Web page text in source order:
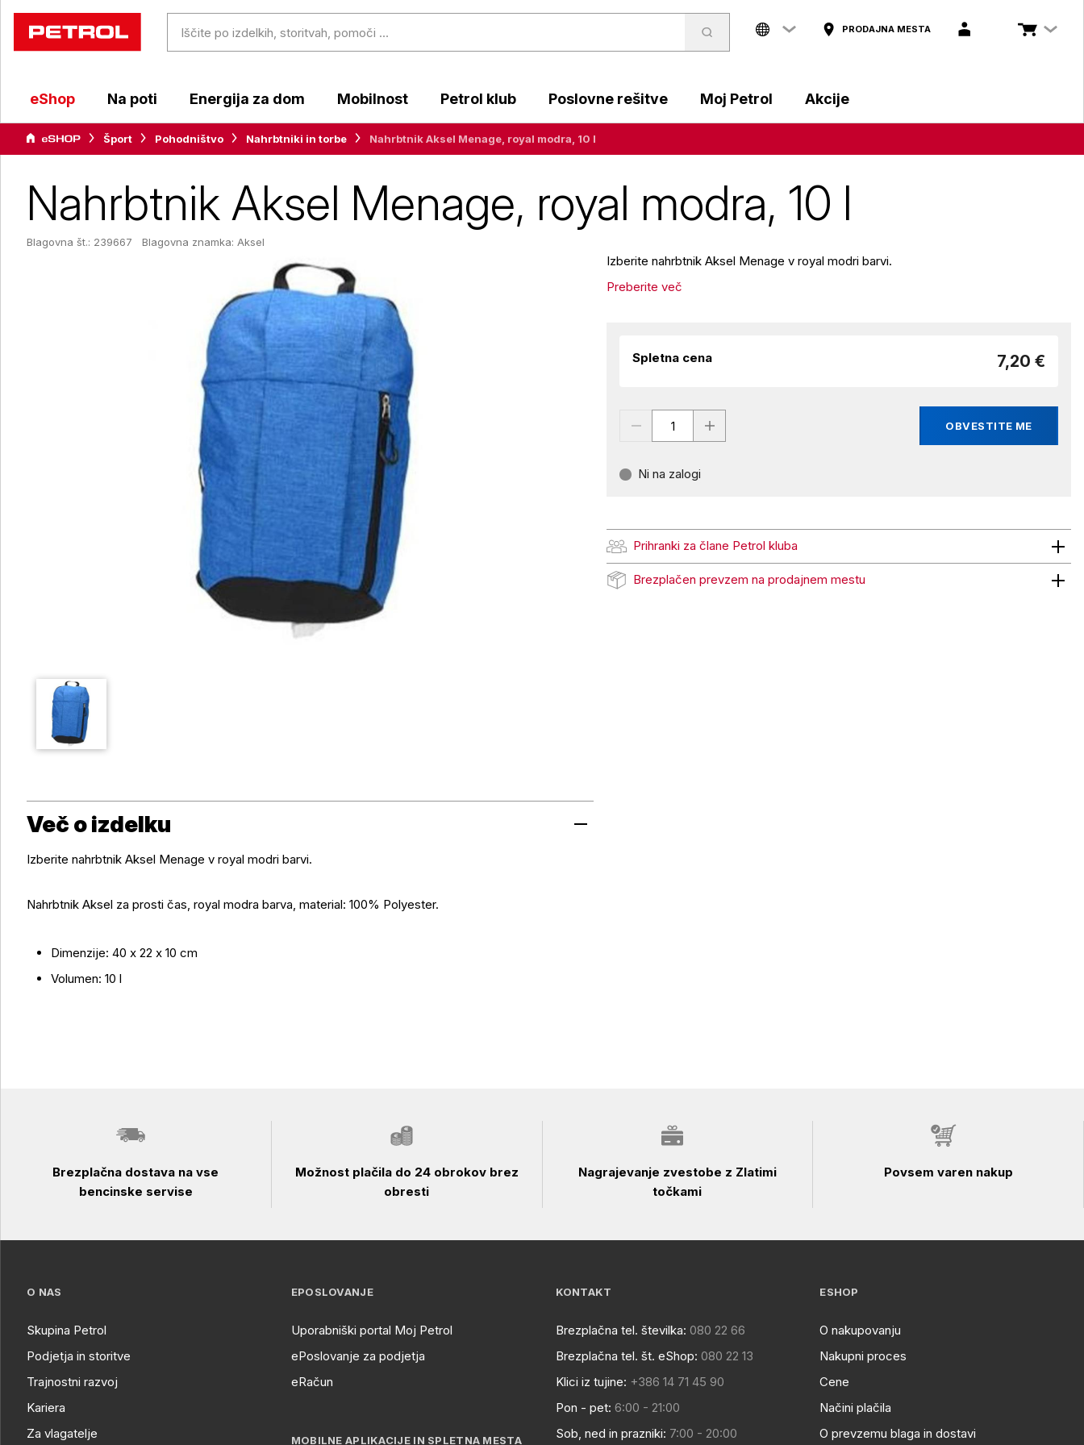
PRODAJNA MESTA
eShop Na poti Energija za dom Mobilnost Petrol klub Poslovne rešitve Moj Petrol Akcije
Šport Pohodništvo Nahrbtniki in torbe Nahrbtnik Aksel Menage, royal modra, 10 l
Nahrbtnik Aksel Menage, royal modra, 10 l
Blagovna št.: 239667 Blagovna znamka: Aksel
Izberite nahrbtnik Aksel Menage v royal modri barvi.
Preberite več
Spletna cena 7,20 €
OBVESTITE ME
Ni na zalogi
Prihranki za člane Petrol kluba
Prihranki za člane Petrol kluba
Brezplačen prevzem na prodajnem mestu
Brezplačen prevzem na prodajnem mestu
Več o izdelku
Izberite nahrbtnik Aksel Menage v royal modri barvi.
Nahrbtnik Aksel za prosti čas, royal modra barva, material: 100% Polyester.
Dimenzije: 40 x 22 x 10 cm
Volumen: 10 l
Brezplačna dostava na vse
bencinske servise
Možnost plačila do 24 obrokov brez
obresti
Nagrajevanje zvestobe z Zlatimi
točkami
Povsem varen nakup
O NAS
Skupina Petrol
Podjetja in storitve
Trajnostni razvoj
Kariera
Za vlagatelje
EPOSLOVANJE
Uporabniški portal Moj Petrol
ePoslovanje za podjetja
eRačun
MOBILNE APLIKACIJE IN SPLETNA MESTA
KONTAKT
Brezplačna tel. številka: 080 22 66
Brezplačna tel. št. eShop: 080 22 13
Klici iz tujine: +386 14 71 45 90
Pon - pet: 6:00 - 21:00
Sob, ned in prazniki: 7:00 - 20:00
ESHOP
O nakupovanju
Nakupni proces
Cene
Načini plačila
O prevzemu blaga in dostavi